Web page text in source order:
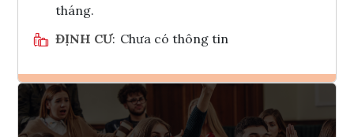
tháng.
ĐỊNH CƯ: Chưa có thông tin
Ghi danh